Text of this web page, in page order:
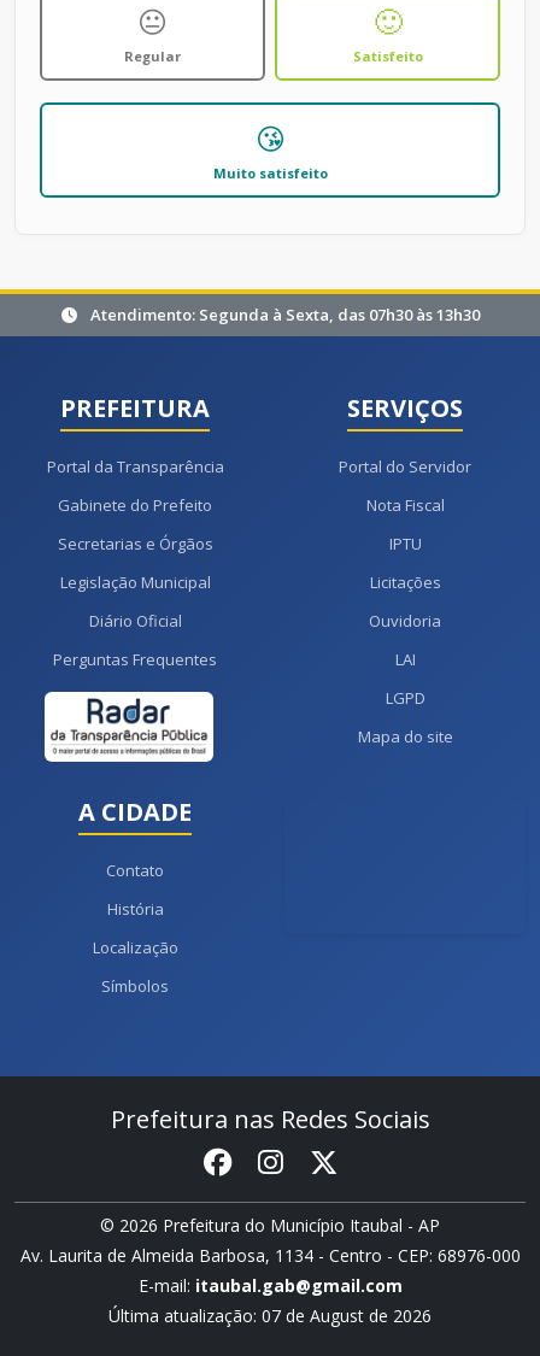
😐
Regular
🙂
Satisfeito
😘
Muito satisfeito
Atendimento: Segunda à Sexta, das 07h30 às 13h30
PREFEITURA
Portal da Transparência
Gabinete do Prefeito
Secretarias e Órgãos
Legislação Municipal
Diário Oficial
Perguntas Frequentes
SERVIÇOS
Portal do Servidor
Nota Fiscal
IPTU
Licitações
Ouvidoria
LAI
LGPD
Mapa do site
A CIDADE
Contato
História
Localização
Símbolos
Prefeitura nas Redes Sociais
© 2026 Prefeitura do Município Itaubal - AP
Av. Laurita de Almeida Barbosa, 1134 - Centro - CEP: 68976-000
E-mail: itaubal.gab@gmail.com
Última atualização: 07 de August de 2026